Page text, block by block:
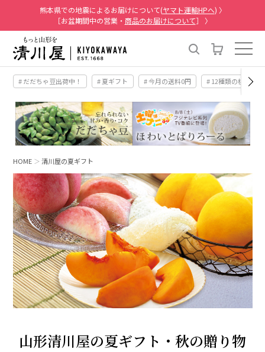
熊本県での地震によるお届けについて(ヤマト運輸HPへ) 〉
［お盆期間中の営業・ 商品のお届けについて］ 〉
# だだちゃ豆出荷中！ # 夏ギフト # 今月の送料0円 # 12種類の桃
HOME 清川屋の夏ギフト
山形清川屋の夏ギフト・秋の贈り物